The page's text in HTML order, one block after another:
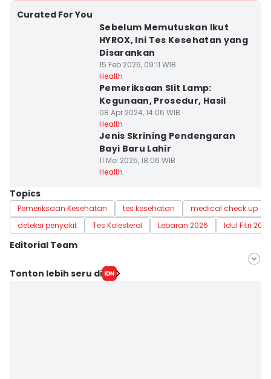
Curated For You
Sebelum Memutuskan Ikut
HYROX, Ini Tes Kesehatan yang
Disarankan
15 Feb 2026, 09:11 WIB
Health
Pemeriksaan Slit Lamp:
Kegunaan, Prosedur, Hasil
08 Apr 2024, 14:06 WIB
Health
Jenis Skrining Pendengaran
Bayi Baru Lahir
11 Mei 2025, 18:06 WIB
Health
Topics
Pemeriksaan Kesehatan tes kesehatan
medical check up
deteksi penyakit
Tes Kolesterol Lebaran 2026 Idul Fitri 2026
Editorial Team
Editor
Tonton lebih seru di